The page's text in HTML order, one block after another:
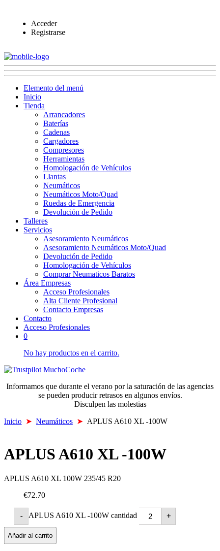
Acceder
Registrarse
Elemento del menú
Inicio
Tienda
Arrancadores
Baterías
Cadenas
Cargadores
Compresores
Herramientas
Homologación de Vehículos
Llantas
Neumáticos
Neumáticos Moto/Quad
Ruedas de Emergencia
Devolución de Pedido
Talleres
Servicios
Asesoramiento Neumáticos
Asesoramiento Neumáticos Moto/Quad
Devolución de Pedido
Homologación de Vehículos
Comprar Neumaticos Baratos
Área Empresas
Acceso Profesionales
Alta Cliente Profesional
Contacto Empresas
Contacto
Acceso Profesionales
0
No hay productos en el carrito.
Informamos que durante el verano por la saturación de las agencias
se pueden producir retrasos en algunos envíos.
Disculpen las molestias
Inicio ➤ Neumáticos ➤ APLUS A610 XL -100W
APLUS A610 XL -100W
APLUS A610 XL 100W 235/45 R20
€72.70
- APLUS A610 XL -100W cantidad +
Añadir al carrito